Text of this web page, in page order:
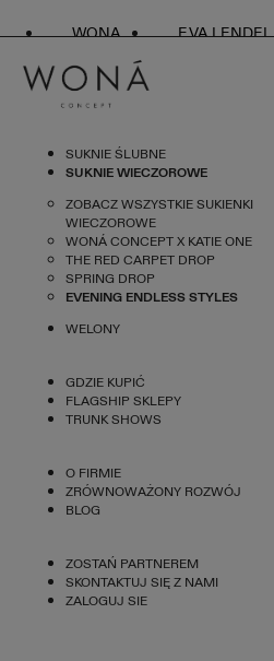
WONA EVA LENDEL
SUKNIE ŚLUBNE
SUKNIE WIECZOROWE
ZOBACZ WSZYSTKIE SUKIENKI
WIECZOROWE
WONÁ CONCEPT X KATIE ONE
THE RED CARPET DROP
SPRING DROP
EVENING ENDLESS STYLES
WELONY
GDZIE KUPIĆ
FLAGSHIP SKLEPY
TRUNK SHOWS
O FIRMIE
ZRÓWNOWAŻONY ROZWÓJ
BLOG
ZOSTAŃ PARTNEREM
SKONTAKTUJ SIĘ Z NAMI
ZALOGUJ SIE